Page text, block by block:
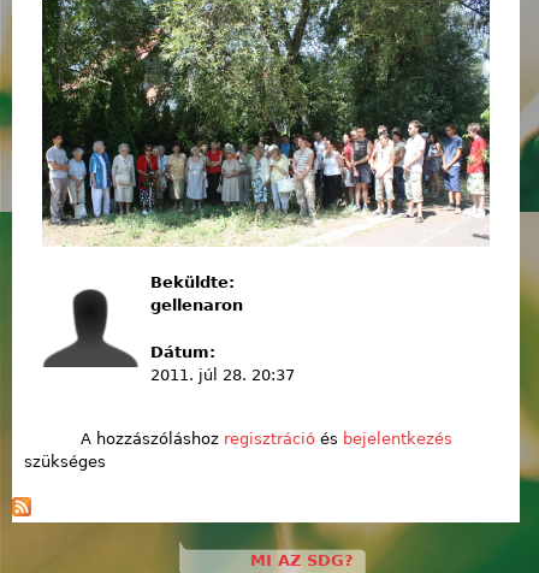
Beküldte:
gellenaron
Dátum:
2011. júl 28. 20:37
A hozzászóláshoz regisztrációés bejelentkezés
szükséges
MI AZ SDG?